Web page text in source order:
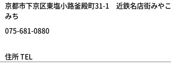
京都市下京区東塩小路釜殿町31-1 近鉄名店街みやこ
みち
075-681-0880
住所 TEL